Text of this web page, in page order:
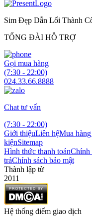
Sim Đẹp Dẫn Lối Thành
TỔNG ĐÀI HỖ TRỢ
Gọi mua hàng
(7:30 - 22:00)
024.33.66.8888
Chat tư vấn
(7:30 - 22:00)
Giới thiệuLiên hệMua
kiệnSitemap
Hình thức thanh toánChính
trảChính sách bảo mật
Thành lập từ
2011
Hệ thống điểm giao dịch